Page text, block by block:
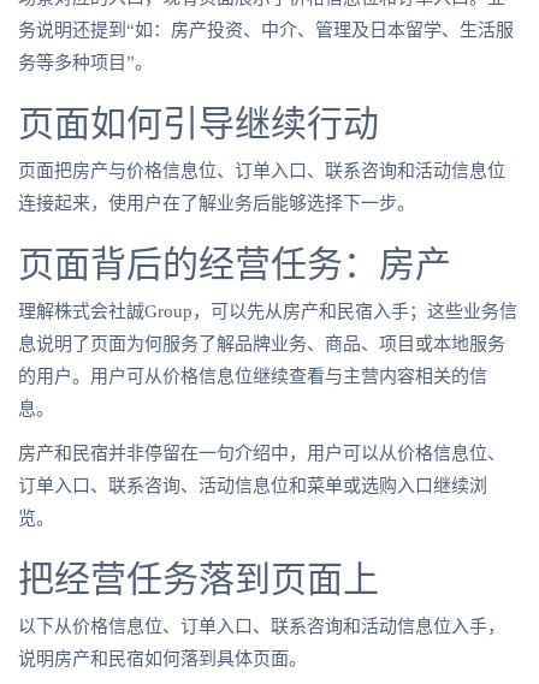
务说明还提到“如：房产投资、中介、管理及日本留学、生活服
务等多种项目”。
页面如何引导继续行动
页面把房产与价格信息位、订单入口、联系咨询和活动信息位
连接起来，使用户在了解业务后能够选择下一步。
页面背后的经营任务：房产
理解株式会社誠Group，可以先从房产和民宿入手；这些业务信
息说明了页面为何服务了解品牌业务、商品、项目或本地服务
的用户。用户可从价格信息位继续查看与主营内容相关的信
息。
房产和民宿并非停留在一句介绍中，用户可以从价格信息位、
订单入口、联系咨询、活动信息位和菜单或选购入口继续浏
览。
把经营任务落到页面上
以下从价格信息位、订单入口、联系咨询和活动信息位入手，
说明房产和民宿如何落到具体页面。